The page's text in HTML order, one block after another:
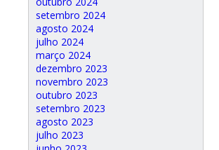
setembro 2024
agosto 2024
julho 2024
março 2024
dezembro 2023
novembro 2023
outubro 2023
setembro 2023
agosto 2023
julho 2023